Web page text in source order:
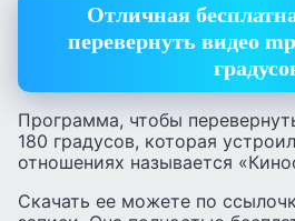
Отличная
перевернуть видео
Программа, чтобы
180 градусов, которая
отношениях называется
Скачать ее можете по